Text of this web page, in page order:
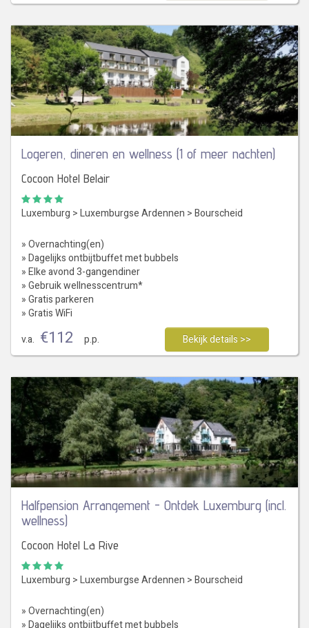
Logeren, dineren en wellness (1 of meer nachten)
Cocoon Hotel Belair
Luxemburg >Luxemburgse Ardennen >Bourscheid
» Overnachting(en)
» Dagelijks ontbijtbuffet met bubbels
» Elke avond 3-gangendiner
» Gebruik wellnesscentrum*
» Gratis parkeren
» Gratis WiFi
v.a. €112 p.p. Bekijk details >>
Halfpension Arrangement - Ontdek Luxemburg (incl.
wellness)
Cocoon Hotel La Rive
Luxemburg >Luxemburgse Ardennen >Bourscheid
» Overnachting(en)
» Dagelijks ontbijtbuffet met bubbels